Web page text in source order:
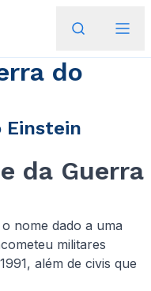
do
Einstein
da Guerra
nome dado a uma
militares
além de civis que